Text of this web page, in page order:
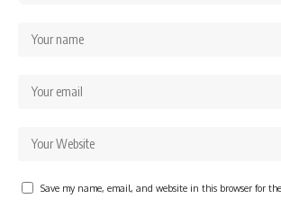
Save my name, email, and website in this browser for